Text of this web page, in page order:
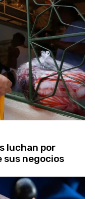
luchan por
sus negocios